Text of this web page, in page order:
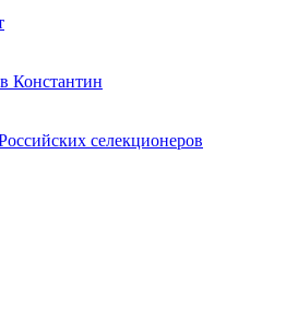
Константин
селекционеров